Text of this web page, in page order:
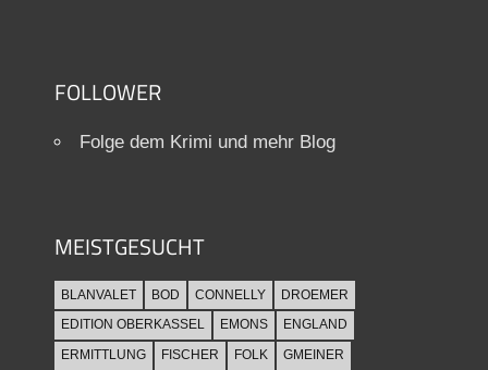
FOLLOWER
Folge dem Krimi und mehr Blog
MEISTGESUCHT
BLANVALET BOD CONNELLY
DROEMER
EDITION OBERKASSEL
EMONS
ENGLAND
ERMITTLUNG
FISCHER FOLK GMEINER